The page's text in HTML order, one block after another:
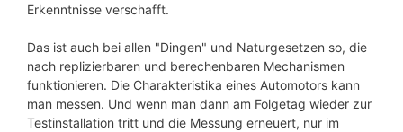
Erkenntnisse verschafft.
Das ist auch bei allen "Dingen" und Naturgesetzen so, die
nach replizierbaren und berechenbaren Mechanismen
funktionieren. Die Charakteristika eines Automotors kann
man messen. Und wenn man dann am Folgetag wieder zur
Testinstallation tritt und die Messung erneuert, nur im